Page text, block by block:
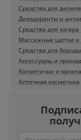
Средства для
Дезодоранты и
Средства для
Массажные щетки и
Средства для
Аксессуары и
Косметички и
Аптечная косметика